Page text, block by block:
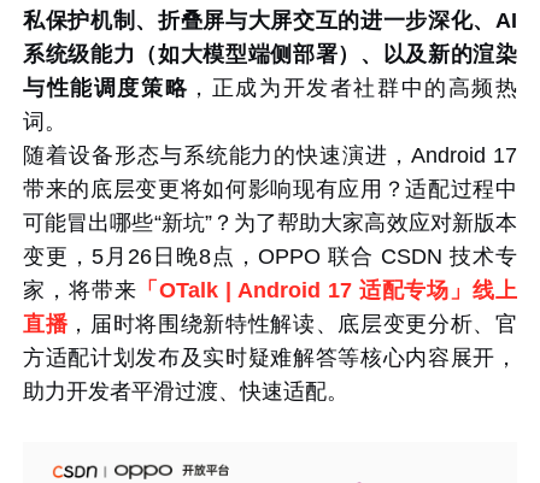
私保护机制、折叠屏与大屏交互的进一步深化、AI
系统级能力（如大模型端侧部署）、以及新的渲染
与性能调度策略 ，正成为开发者社群中的高频热
词。
随着设备形态与系统能力的快速演进，Android 17
带来的底层变更将如何影响现有应用？适配过程中
可能冒出哪些“新坑”？为了帮助大家高效应对新版本
变更 ，5月26 日晚8点， OPPO 联合 CSDN 技术专
家 ， 将带来 「OTalk | Android 17 适配专场」线上
直播 ， 届时将围绕新特性解读、底层变更分析、官
方适配计划发布及实时疑难解答等核心内容展开，
助力开发者平滑过渡、快速适配。